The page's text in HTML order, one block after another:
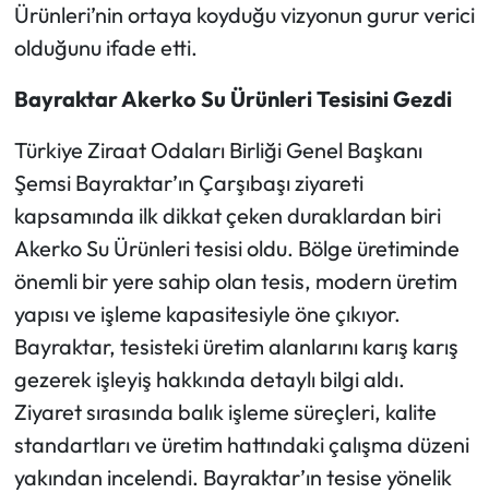
Ürünleri’nin ortaya koyduğu vizyonun gurur verici
olduğunu ifade etti.
Bayraktar Akerko Su Ürünleri Tesisini Gezdi
Türkiye Ziraat Odaları Birliği Genel Başkanı
Şemsi Bayraktar’ın Çarşıbaşı ziyareti
kapsamında ilk dikkat çeken duraklardan biri
Akerko Su Ürünleri tesisi oldu. Bölge üretiminde
önemli bir yere sahip olan tesis, modern üretim
yapısı ve işleme kapasitesiyle öne çıkıyor.
Bayraktar, tesisteki üretim alanlarını karış karış
gezerek işleyiş hakkında detaylı bilgi aldı.
Ziyaret sırasında balık işleme süreçleri, kalite
standartları ve üretim hattındaki çalışma düzeni
yakından incelendi. Bayraktar’ın tesise yönelik